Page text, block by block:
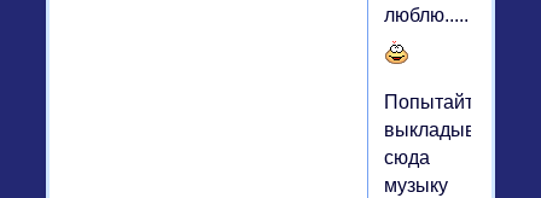
люблю.....
Попытайтесь
выкладывать
сюда
музыку